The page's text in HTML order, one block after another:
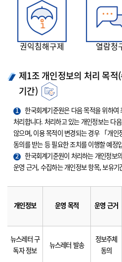
권익침해구제 열람청
제1조 개인정보의 처리 목적
기간)
1
한국회계기준원은 다음 목적을 위하여
처리합니다. 처리하고 있는 개인정보는 다
않으며, 이용 목적이 변경되는 경우 「개인
동의를 받는 등 필요한 조치를 이행할 예정
2
한국회계기준원이 처리하는 개인정보
운영 근거, 수집하는 개인정보 항목, 보유기
개인정보 운영 목적 운영 근거
뉴스레터 구
독자 정보
뉴스레터 발송
정보주체
동의